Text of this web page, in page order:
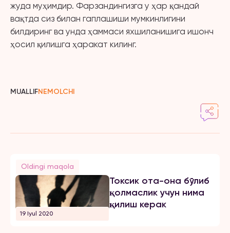
жуда муҳимдир. Фарзандингизга у ҳар қандай
вақтда сиз билан гаплашиши мумкинлигини
билдиринг ва унда ҳаммаси яхшиланишига ишонч
ҳосил қилишга ҳаракат килинг.
MUALLIFNEMOLCHI
Oldingi maqola
19 Iyul 2020
Токсик ота-она бўлиб
қолмаслик учун нима
қилиш керак